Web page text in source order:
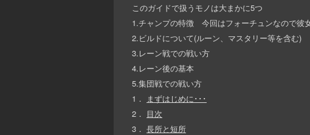
このガイドで扱うモノは大まかに5つ
1.チャンプの特徴 今回はフォーチュンなので彼
2.ビルドについて(ルーン、マスタリー等を含む)
3.レーン戦での戦い方
4.レーン後の基本
5.集団戦での戦い方
1．
まずはじめに･･･
2．
目次
3． 長所と短所